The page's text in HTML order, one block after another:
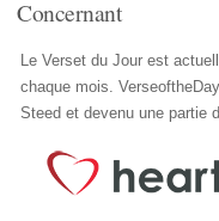
Concernant
Le Verset du Jour est
chaque mois.
Steed et devenu une partie